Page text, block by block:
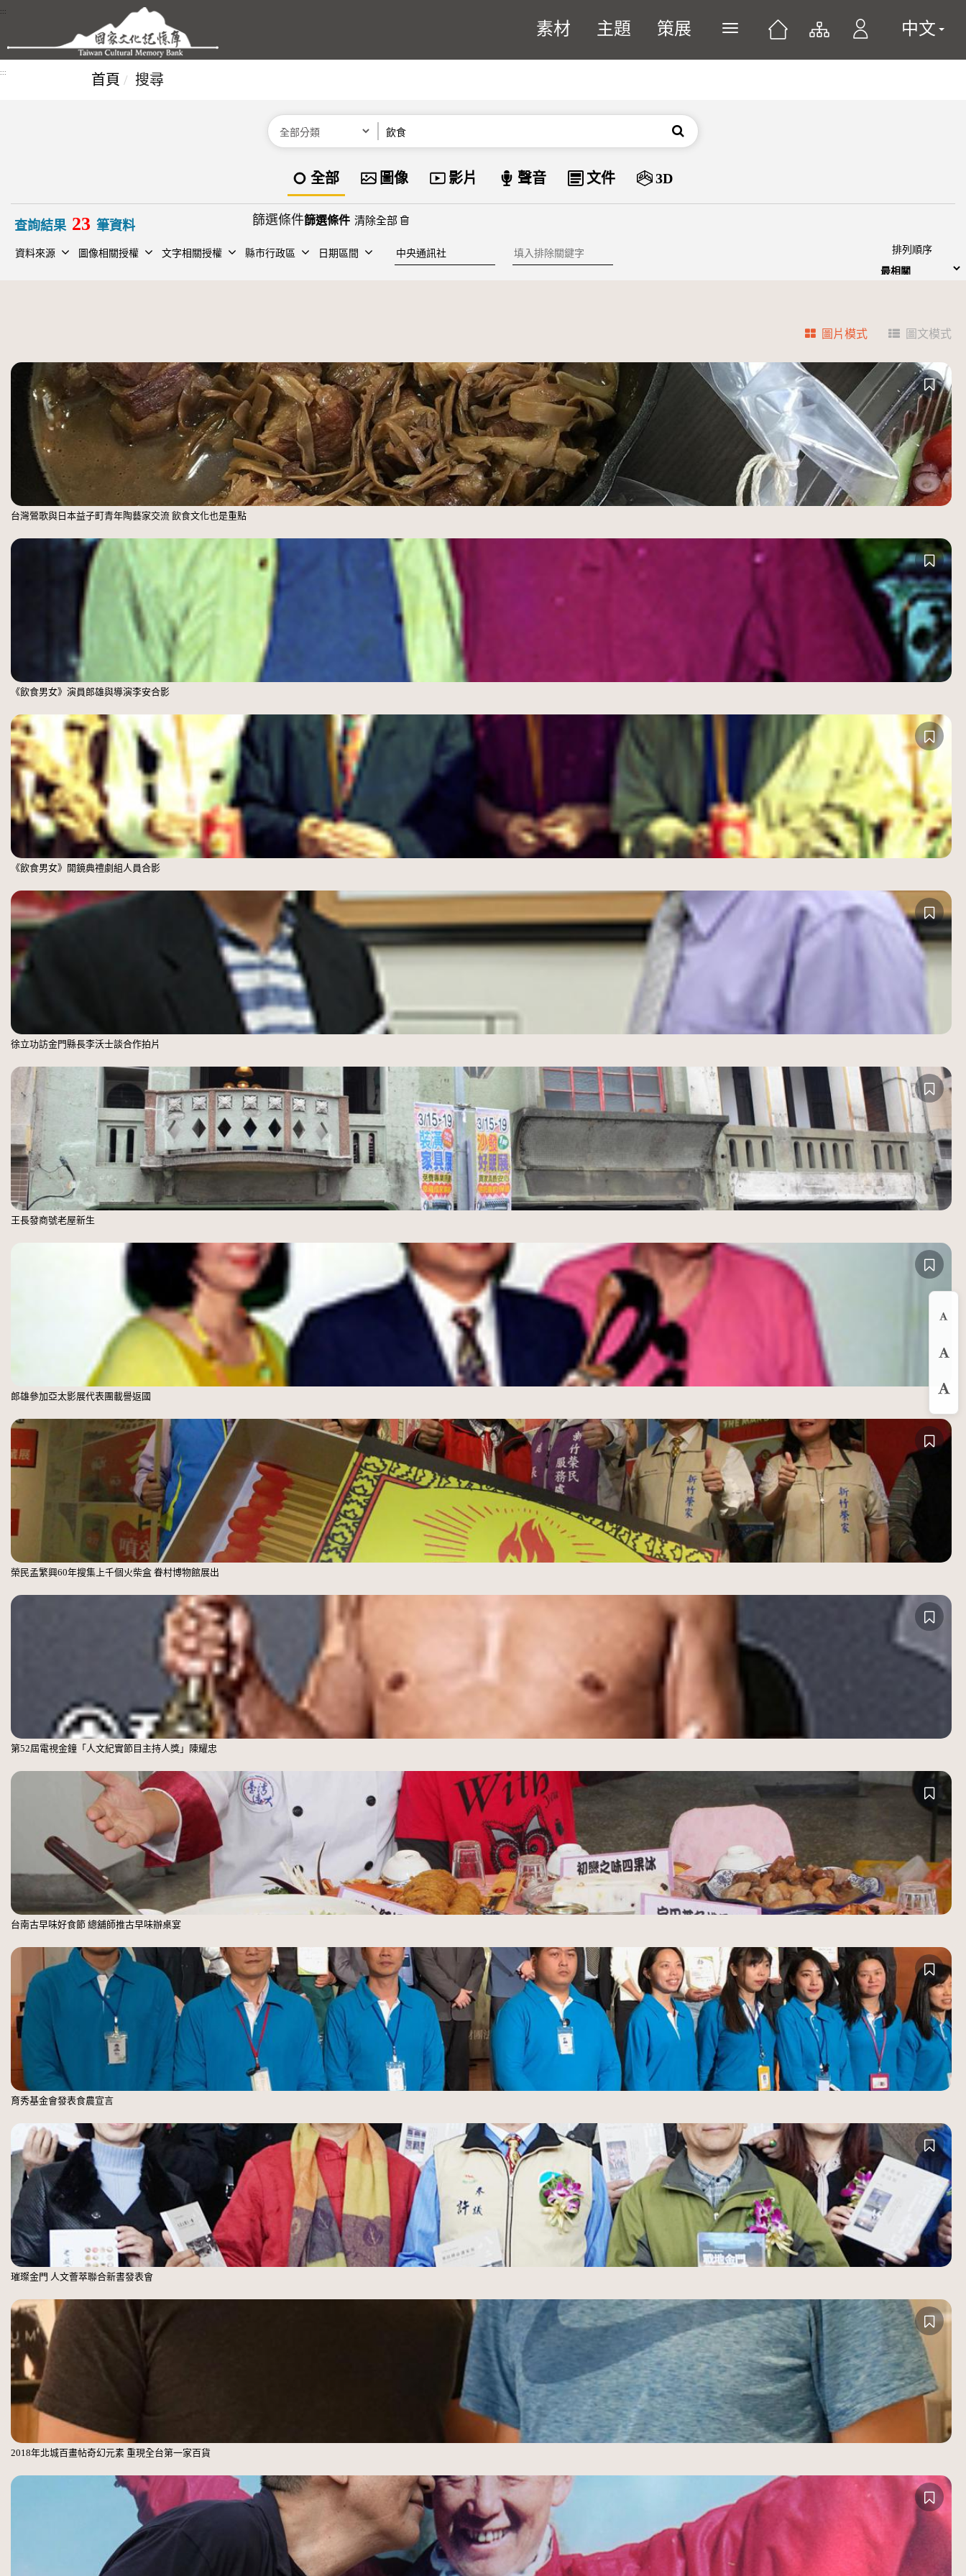
跳到主要內容區塊
:::
素材 主題 策展 展開或關閉主選單 中文
::: 首頁 搜尋
分類 搜尋
資料類型
全部 圖像 影片 聲音 文件 3D
查詢結果 23 筆資料 篩選條件 清除全部
資料來源 圖像相關授權 文字相關授權 縣市行政區 日期區間 建檔單位 排除關鍵字 排列順序
圖片模式 圖文模式
台灣鶯歌與日本益子町青年陶藝家交流 飲食文化也是重點
《飲食男女》演員郎雄與導演李安合影
《飲食男女》開鏡典禮劇組人員合影
徐立功訪金門縣長李沃士談合作拍片
王長發商號老屋新生
郎雄參加亞太影展代表團載譽返國
榮民孟繁興60年搜集上千個火柴盒 眷村博物館展出
第52屆電視金鐘「人文紀實節目主持人獎」陳耀忠
台南古早味好食節 總舖師推古早味辦桌宴
育秀基金會發表食農宣言
璀璨金門 人文薈萃聯合新書發表會
2018年北城百畫帖奇幻元素 重現全台第一家百貨
放